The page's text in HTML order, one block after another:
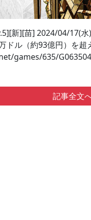
新][苗] 2024/04/17(
ドル（約93億円）を
games/635/
記事全文